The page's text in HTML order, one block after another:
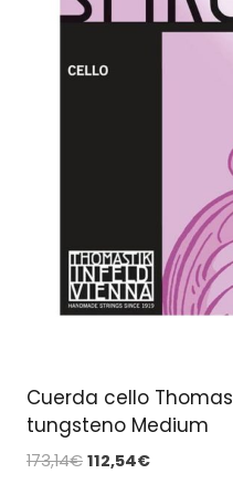
Cuerda cello
tungsteno Medium
173,14€ El
112,54€El